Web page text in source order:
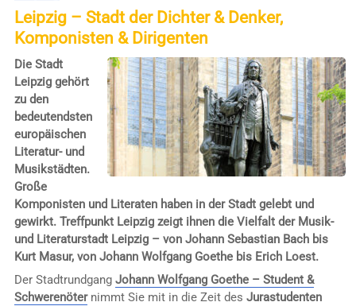
Leipzig – Stadt der Dichter & Denker,
Komponisten & Dirigenten
Die Stadt
Leipzig gehört
zu den
bedeutendsten
europäischen
Literatur- und
Musikstädten.
Große
Komponisten und Literaten haben in der Stadt gelebt und
gewirkt. Treffpunkt Leipzig zeigt ihnen die Vielfalt der Musik-
und Literaturstadt Leipzig – von Johann Sebastian Bach bis
Kurt Masur, von Johann Wolfgang Goethe bis Erich Loest.
Der Stadtrundgang Johann Wolfgang Goethe – Student &
Schwerenöternimmt Sie mit in die Zeit des Jurastudenten